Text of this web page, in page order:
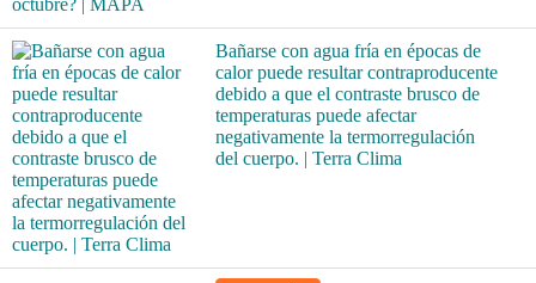
Bañarse con agua fría en épocas de
calor puede resultar contraproducente
debido a que el contraste brusco de
temperaturas puede afectar
negativamente la termorregulación
del cuerpo. | Terra Clima